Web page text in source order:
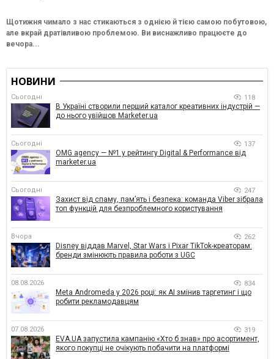
Щотижня чимало з нас стикаються з однією й тією самою побутовою,
але вкрай дратівливою проблемою. Ви виснажливо працюєте до
вечора...
НОВИНИ
Сьогодні 118
В Україні створили перший каталог креативних індустрій —
до нього увійшов Marketer.ua
Сьогодні 137
OMG agency — №1 у рейтингу Digital & Performance від
marketer.ua
Сьогодні 247
Захист від спаму, памʼять і безпека: команда Viber зібрала
топ функцій для безпроблемного користування
Вчора 262
Disney віддав Marvel, Star Wars і Pixar TikTok-креаторам:
бренди змінюють правила роботи з UGC
08.08.2026 834
Meta Andromeda у 2026 році: як AI змінив таргетинг і що
робити рекламодавцям
07.08.2026 319
EVA.UA запустила кампанію «Хто б знав» про асортимент,
якого покупці не очікують побачити на платформі